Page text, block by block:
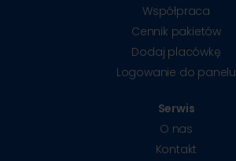
Współpraca
Cennik pakietów
Dodaj placówkę
Logowanie do panelu
Serwis
O nas
Kontakt